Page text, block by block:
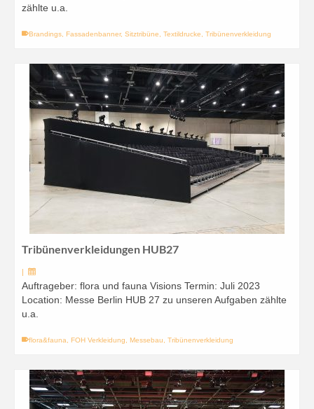
zählte u.a.
Brandings Fassadenbanner, Sitztribüne Textildrucke Tribünenverkleidung
Tribünenverkleidungen HUB27
|
Auftrageber: flora und fauna Visions Termin: Juli 2023
Location: Messe Berlin HUB 27 zu unseren Aufgaben zählte
u.a.
flora&fauna FOH Verkleidung Messebau Tribünenverkleidung